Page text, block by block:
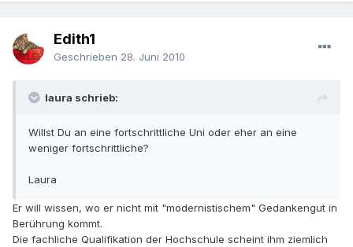
Edith1
Geschrieben 28. Juni 2010
laura schrieb:
Willst Du an eine fortschrittliche Uni oder eher an eine
weniger fortschrittliche?
Laura
Er will wissen, wo er nicht mit "modernistischem" Gedankengut in
Berührung kommt.
Die fachliche Qualifikation der Hochschule scheint ihm ziemlich